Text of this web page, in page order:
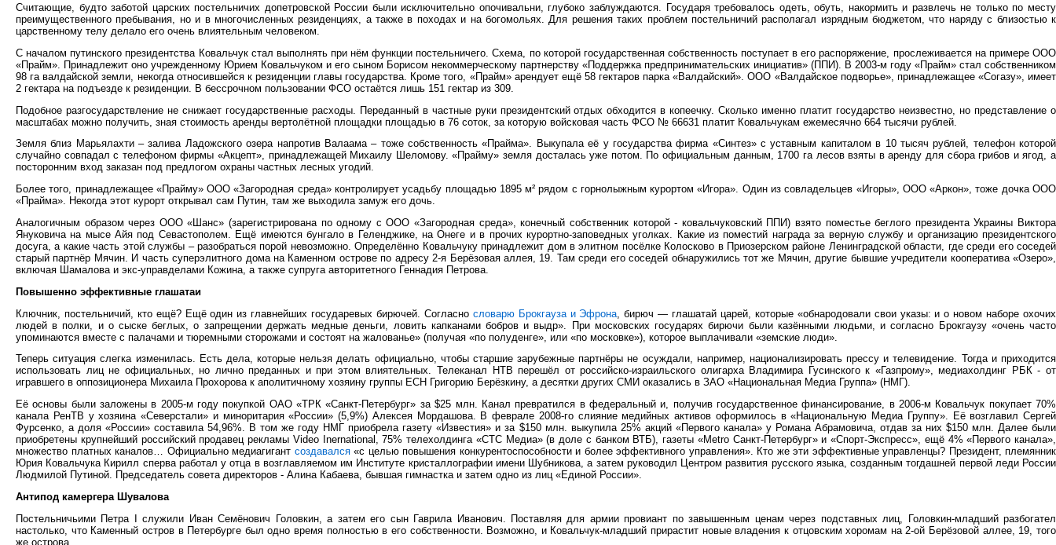
Считающие, будто заботой царских постельничих допетровской России были исключительно опочивальни, глубоко заблуждаются. Государя требовалось одеть, обуть, накормить и развлечь не только по месту
преимущественного пребывания, но и в многочисленных резиденциях, а также в походах и на богомольях. Для решения таких проблем постельничий располагал изрядным бюджетом, что наряду с близостью к
царственному телу делало его очень влиятельным человеком.
С началом путинского президентства Ковальчук стал выполнять при нём функции постельничего. Схема, по которой государственная собственность поступает в его распоряжение, прослеживается на примере ООО
«Прайм». Принадлежит оно учрежденному Юрием Ковальчуком и его сыном Борисом некоммерческому партнерству «Поддержка предпринимательских инициатив» (ППИ). В 2003-м году «Прайм» стал собственником
98 га валдайской земли, некогда относившейся к резиденции главы государства. Кроме того, «Прайм» арендует ещё 58 гектаров парка «Валдайский». ООО «Валдайское подворье», принадлежащее «Согазу», имеет
2 гектара на подъезде к резиденции. В бессрочном пользовании ФСО остаётся лишь 151 гектар из 309.
Подобное разгосударствление не снижает государственные расходы. Переданный в частные руки президентский отдых обходится в копеечку. Сколько именно платит государство неизвестно, но представление о
масштабах можно получить, зная стоимость аренды вертолётной площадки площадью в 76 соток, за которую войсковая часть ФСО № 66631 платит Ковальчукам ежемесячно 664 тысячи рублей.
Земля близ Марьялахти – залива Ладожского озера напротив Валаама – тоже собственность «Прайма». Выкупала её у государства фирма «Синтез» с уставным капиталом в 10 тысяч рублей, телефон которой
случайно совпадал с телефоном фирмы «Акцепт», принадлежащей Михаилу Шеломову. «Прайму» земля досталась уже потом. По официальным данным, 1700 га лесов взяты в аренду для сбора грибов и ягод, а
посторонним вход заказан под предлогом охраны частных лесных угодий.
Более того, принадлежащее «Прайму» ООО «Загородная среда» контролирует усадьбу площадью 1895 м² рядом с горнолыжным курортом «Игора». Один из совладельцев «Игоры», ООО «Аркон», тоже дочка ООО
«Прайма». Некогда этот курорт открывал сам Путин, там же выходила замуж его дочь.
Аналогичным образом через ООО «Шанс» (зарегистрирована по одному с ООО «Загородная среда», конечный собственник которой - ковальчуковский ППИ) взято поместье беглого президента Украины Виктора
Януковича на мысе Айя под Севастополем. Ещё имеются бунгало в Геленджике, на Онеге и в прочих курортно-заповедных уголках. Какие из поместий награда за верную службу и организацию президентского
досуга, а какие часть этой службы – разобраться порой невозможно. Определённо Ковальчуку принадлежит дом в элитном посёлке Колосково в Приозерском районе Ленинградской области, где среди его соседей
старый партнёр Мячин. И часть суперэлитного дома на Каменном острове по адресу 2-я Берёзовая аллея, 19. Там среди его соседей обнаружились тот же Мячин, другие бывшие учредители кооператива «Озеро»,
включая Шамалова и экс-управделами Кожина, а также супруга авторитетного Геннадия Петрова.
Повышенно эффективные глашатаи
Ключник, постельничий, кто ещё? Ещё один из главнейших государевых бирючей. Согласно словарю Брокгауза и Эфрона , бирюч — глашатай царей, которые «обнародовали свои указы: и о новом наборе охочих
людей в полки, и о сыске беглых, о запрещении держать медные деньги, ловить капканами бобров и выдр». При московских государях бирючи были казёнными людьми, и согласно Брокгаузу «очень часто
упоминаются вместе с палачами и тюремными сторожами и состоят на жалованье» (получая «по полуденге», или «по московке»), которое выплачивали «земские люди».
Теперь ситуация слегка изменилась. Есть дела, которые нельзя делать официально, чтобы старшие зарубежные партнёры не осуждали, например, национализировать прессу и телевидение. Тогда и приходится
использовать лиц не официальных, но лично преданных и при этом влиятельных. Телеканал НТВ перешёл от российско-израильского олигарха Владимира Гусинского к «Газпрому», медиахолдинг РБК - от
игравшего в оппозиционера Михаила Прохорова к аполитичному хозяину группы ЕСН Григорию Берёзкину, а десятки других СМИ оказались в ЗАО «Национальная Медиа Группа» (НМГ).
Её основы были заложены в 2005-м году покупкой ОАО «ТРК «Санкт-Петербург» за $25 млн. Канал превратился в федеральный и, получив государственное финансирование, в 2006-м Ковальчук покупает 70%
канала РенТВ у хозяина «Северстали» и миноритария «России» (5,9%) Алексея Мордашова. В феврале 2008-го слияние медийных активов оформилось в «Национальную Медиа Группу». Её возглавил Сергей
Фурсенко, а доля «России» составила 54,96%. В том же году НМГ приобрела газету «Известия» и за $150 млн. выкупила 25% акций «Первого канала» у Романа Абрамовича, отдав за них $150 млн. Далее были
приобретены крупнейший российский продавец рекламы Video Inernational, 75% телехолдинга «СТС Медиа» (в доле с банком ВТБ), газеты «Metro Санкт-Петербург» и «Спорт-Экспресс», ещё 4% «Первого канала»,
множество платных каналов… Официально медиагигант создавался«с целью повышения конкурентоспособности и более эффективного управления». Кто же эти эффективные управленцы? Президент, племянник
Юрия Ковальчука Кирилл сперва работал у отца в возглавляемом им Институте кристаллографии имени Шубникова, а затем руководил Центром развития русского языка, созданным тогдашней первой леди России
Людмилой Путиной. Председатель совета директоров - Алина Кабаева, бывшая гимнастка и затем одно из лиц «Единой России».
Антипод камергера Шувалова
Постельничьими Петра I служили Иван Семёнович Головкин, а затем его сын Гаврила Иванович. Поставляя для армии провиант по завышенным ценам через подставных лиц, Головкин-младший разбогател
настолько, что Каменный остров в Петербурге был одно время полностью в его собственности. Возможно, и Ковальчук-младший прирастит новые владения к отцовским хоромам на 2-ой Берёзовой аллее, 19, того
же острова.